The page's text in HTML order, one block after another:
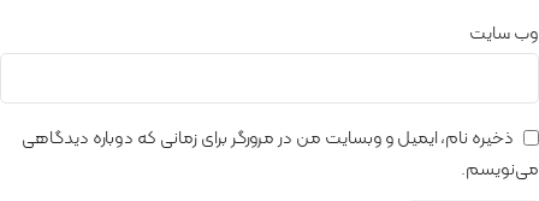
وب‌ سایت
ذخیره نام، ایمیل و وبسایت من در مرورگر برای زمانی که دوباره دیدگاهی
می‌نویسم.